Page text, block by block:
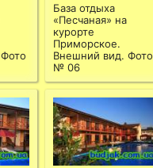
База отдыха
«Песчаная» на
курорте
Приморское.
Внешний вид. Фото
№ 06